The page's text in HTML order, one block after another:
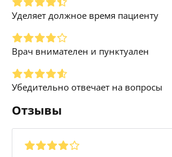
Уделяет должное время пациенту
Врач внимателен и пунктуален
Убедительно отвечает на вопросы
Отзывы